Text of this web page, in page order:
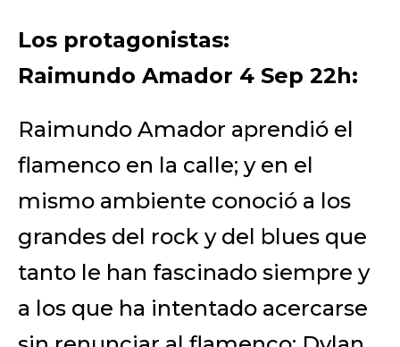
Los protagonistas:
Raimundo Amador 4 Sep 22h:
Raimundo Amador aprendió el
flamenco en la calle; y en el
mismo ambiente conoció a los
grandes del rock y del blues que
tanto le han fascinado siempre y
a los que ha intentado acercarse